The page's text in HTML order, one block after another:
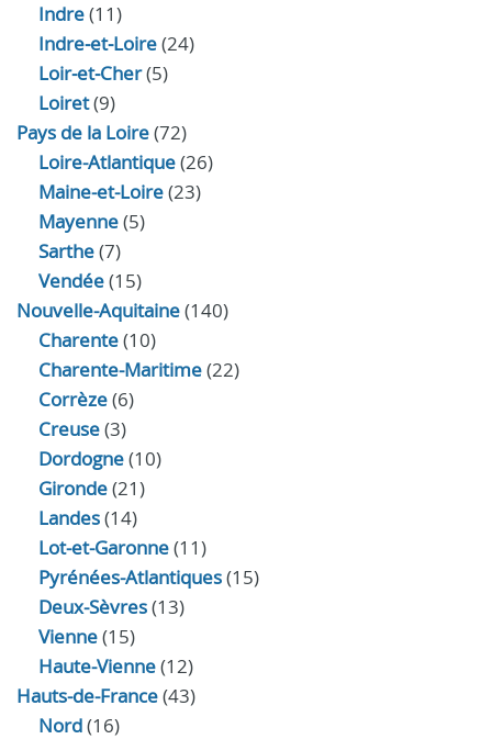
Indre(11)
Indre‑et‑Loire(24)
Loir‑et‑Cher(5)
Loiret(9)
Pays de la Loire(72)
Loire-Atlantique(26)
Maine-et-Loire(23)
Mayenne(5)
Sarthe(7)
Vendée(15)
Nouvelle-Aquitaine(140)
Charente(10)
Charente-Maritime(22)
Corrèze(6)
Creuse(3)
Dordogne(10)
Gironde(21)
Landes(14)
Lot-et-Garonne(11)
Pyrénées-Atlantiques(15)
Deux-Sèvres(13)
Vienne(15)
Haute-Vienne(12)
Hauts-de-France(43)
Nord(16)